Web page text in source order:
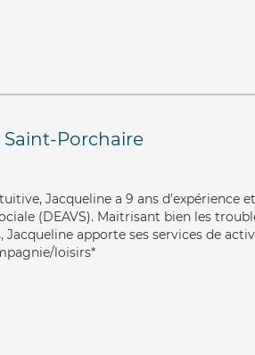
Saint-Porchaire
Jacqueline a 9 ans d'expérience
(DEAVS). Maitrisant bien les
Jacqueline apporte ses services de
loisirs*